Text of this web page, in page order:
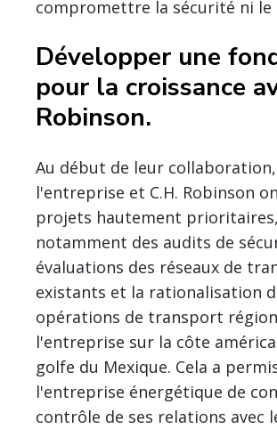
compromettre la sécurité ni le
Développer une
pour la croissance
Robinson.
Au début de leur collaboration,
l'entreprise et C.H. Robinson
projets hautement prioritaires,
notamment des audits de
évaluations des réseaux de
existants et la rationalisation
opérations de transport
l'entreprise sur la côte
golfe du Mexique. Cela a
l'entreprise énergétique de
contrôle de ses relations avec